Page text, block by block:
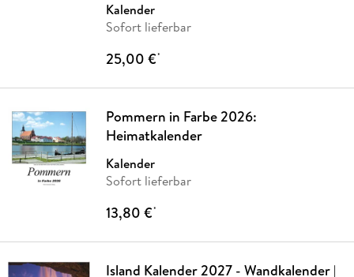
Kalender
Sofort lieferbar
25,00 €*
Pommern in Farbe 2026:
Heimatkalender
Kalender
Sofort lieferbar
13,80 €*
Island Kalender 2027 - Wandkalender |